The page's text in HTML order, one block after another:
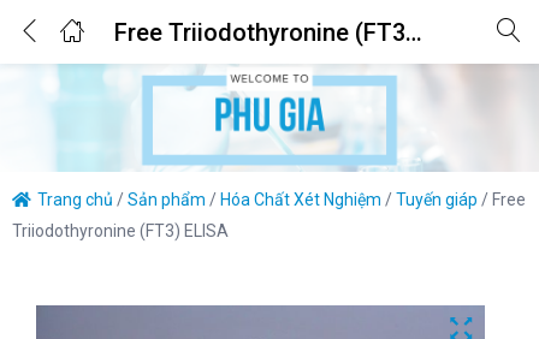
Free Triiodothyronine (FT3) ELISA
Login
Enter your username and password to login.
Lost password?
Trang chủ /Sản phẩm / Hóa Chất Xét Nghiệm /Tuyến giáp / Free
Triiodothyronine (FT3) ELISA